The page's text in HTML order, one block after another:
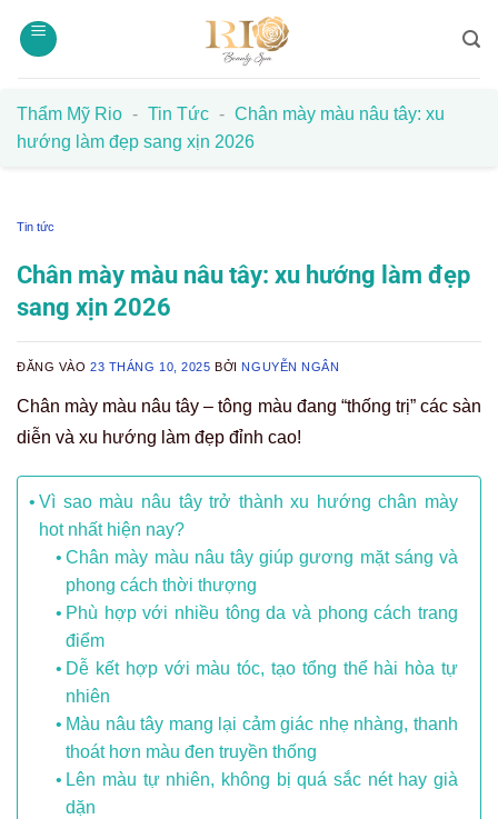
qua
Thẩm Mỹ Rio - Tin Tức - Chân mày màu nâu tây: xu
hướng làm đẹp sang xịn 2026
Tin tức
Chân mày màu nâu tây: xu hướng làm đẹp
sang xịn 2026
ĐĂNG VÀO23 THÁNG 10, 2025 BỞI NGUYỄN NGÂN
Chân mày màu nâu tây – tông màu đang “thống trị” các sàn
diễn và xu hướng làm đẹp đỉnh cao!
Vì sao màu nâu tây trở thành xu hướng chân mày
hot nhất hiện nay?
Chân mày màu nâu tây giúp gương mặt sáng và
phong cách thời thượng
Phù hợp với nhiều tông da và phong cách trang
điểm
Dễ kết hợp với màu tóc, tạo tổng thể hài hòa tự
nhiên
Màu nâu tây mang lại cảm giác nhẹ nhàng, thanh
thoát hơn màu đen truyền thống
Lên màu tự nhiên, không bị quá sắc nét hay già
dặn